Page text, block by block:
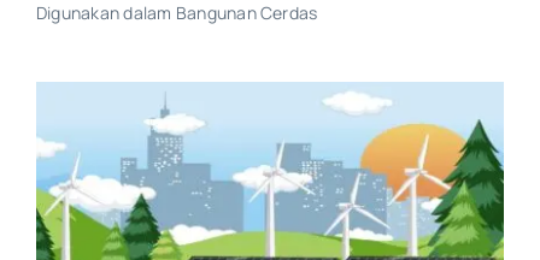
Digunakan dalam Bangunan Cerdas